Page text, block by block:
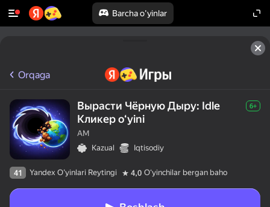
Barcha o'yinlar
Orqaga
Вырасти Чёрную Дыру: Idle
Кликер oʻyini
6+
AM
Kazual
Iqtisodiy
41 Yandex O'yinlari Reytingi 4,0 Oʻyinchilar bergan baho